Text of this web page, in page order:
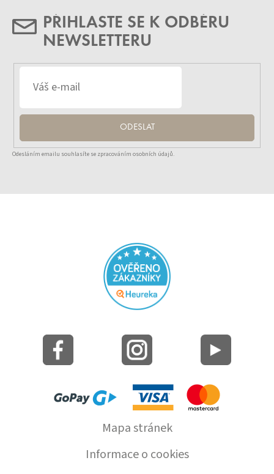
PŘIHLASTE SE K ODBĚRU
NEWSLETTERU
ODESLAT
Odesláním emailu souhlasíte se zpracováním osobních údajů.
Mapa stránek
Informace o cookies